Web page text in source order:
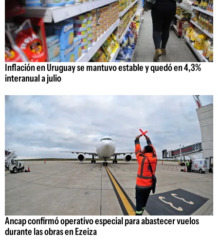
Inflación en Uruguay se mantuvo estable y quedó en 4,3%
interanual a julio
Ancap confirmó operativo especial para abastecer vuelos
durante las obras en Ezeiza